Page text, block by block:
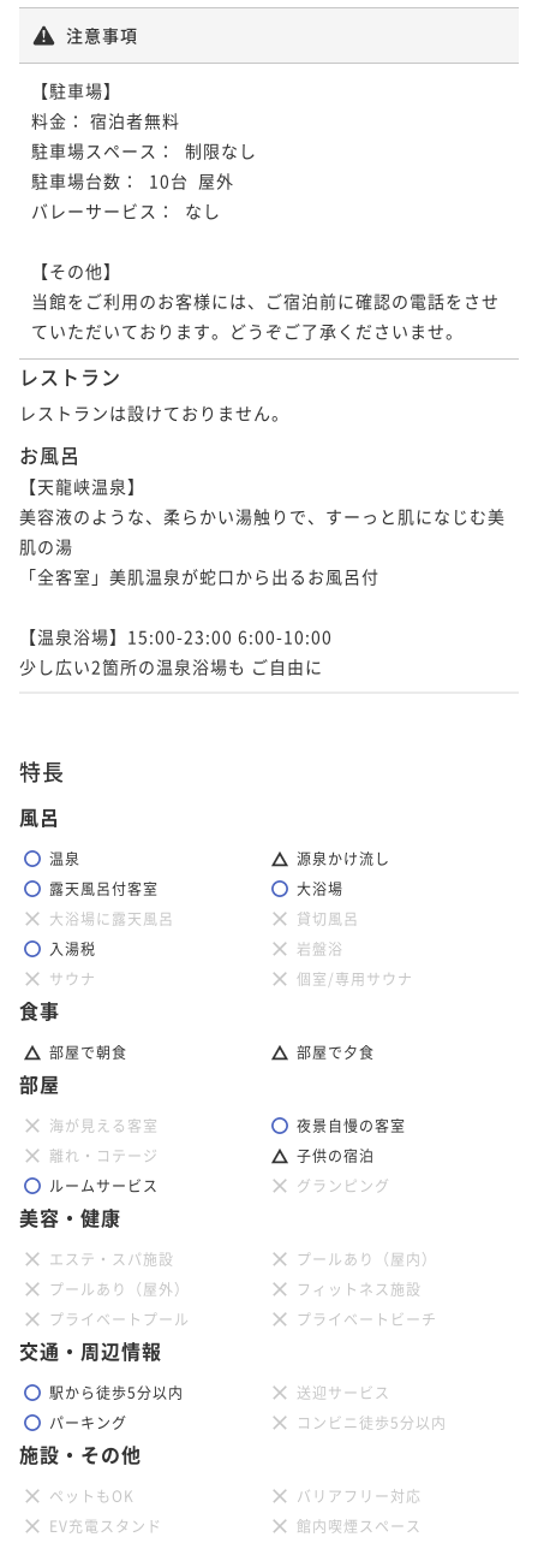
注意事項
【駐車場】
料金： 宿泊者無料
駐車場スペース：  制限なし
駐車場台数：  10台  屋外
バレーサービス：  なし
【その他】
当館をご利用のお客様には、ご宿泊前に確認の電話をさせ
ていただいております。どうぞご了承くださいませ。
レストラン
レストランは設けておりません。
お風呂
【天龍峡温泉】
美容液のような、柔らかい湯触りで、すーっと肌になじむ美
肌の湯
「全客室」美肌温泉が蛇口から出るお風呂付
【温泉浴場】15:00-23:00 6:00-10:00
少し広い2箇所の温泉浴場も ご自由に
特長
風呂
温泉
源泉かけ流し
露天風呂付客室
大浴場
大浴場に露天風呂
貸切風呂
入湯税
岩盤浴
サウナ
個室/専用サウナ
食事
部屋で朝食 部屋で夕食
部屋
海が見える客室
夜景自慢の客室
離れ・コテージ
子供の宿泊
ルームサービス
グランピング
美容・健康
エステ・スパ施設
プールあり（屋内）
プールあり（屋外）
フィットネス施設
プライベートプール
プライベートビーチ
交通・周辺情報
駅から徒歩5分以内
送迎サービス
パーキング
コンビニ徒歩5分以内
施設・その他
ペットもOK
バリアフリー対応
EV充電スタンド
館内喫煙スペース